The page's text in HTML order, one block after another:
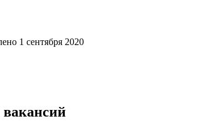
1 сентября 2020